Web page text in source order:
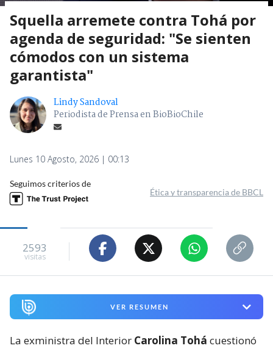
Squella arremete contra Tohá por
agenda de seguridad: "Se sienten
cómodos con un sistema
garantista"
Lindy Sandoval
Periodista de Prensa en BioBioChile
Lunes 10 Agosto, 2026 | 00:13
Seguimos criterios de
Ética y transparencia de BBCL
2593
visitas
VER RESUMEN
La exministra del Interior Carolina Tohá cuestionó